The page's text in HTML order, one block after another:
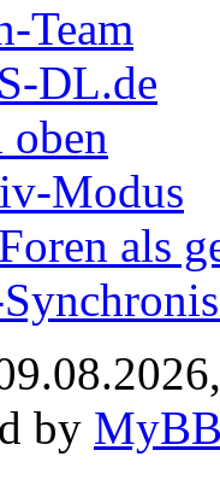
Team
DL.de
oben
Modus
als
by MyBB